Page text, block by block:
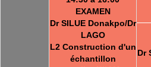
EXAMEN
Dr SILUE Donakpo/Dr
LAGO
L2 Construction d'un
échantillon
Dr